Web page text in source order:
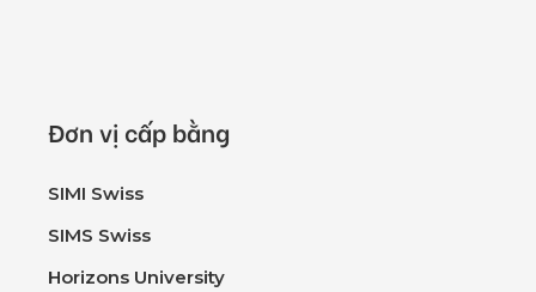
Đơn vị cấp bằng
SIMI Swiss
SIMS Swiss
Horizons University